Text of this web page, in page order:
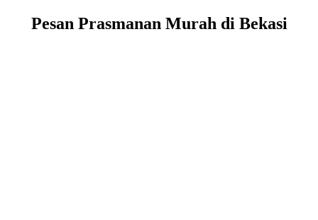
Pesan Prasmanan Murah di Bekasi